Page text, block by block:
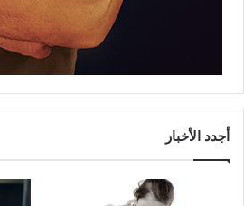
أجدد الأخبار